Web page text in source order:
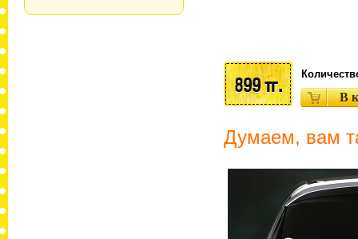
899 тг.
Думаем, вам